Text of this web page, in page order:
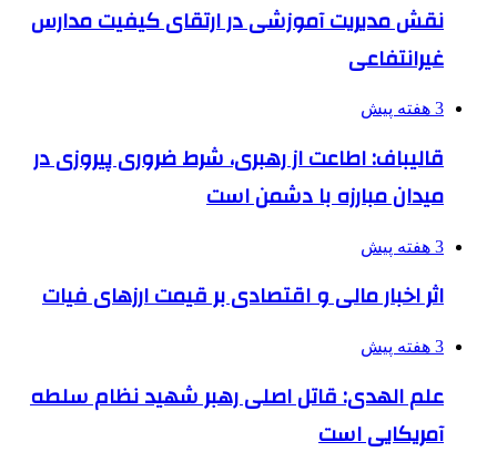
نقش مدیریت آموزشی در ارتقای کیفیت مدارس
غیرانتفاعی
3 هفته پیش
قالیباف: اطاعت از رهبری، شرط ضروری پیروزی در
میدان مبارزه با دشمن است
3 هفته پیش
اثر اخبار مالی و اقتصادی بر قیمت ارزهای فیات
3 هفته پیش
علم الهدی: قاتل اصلی رهبر شهید نظام سلطه
آمریکایی است